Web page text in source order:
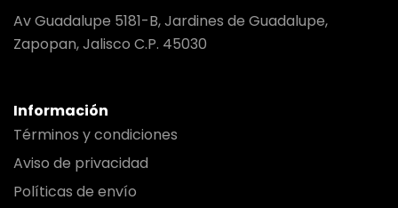
Av Guadalupe 5181-B, Jardines de Guadalupe,
Zapopan, Jalisco C.P. 45030
Información
Términos y condiciones
Aviso de privacidad
Políticas de envío